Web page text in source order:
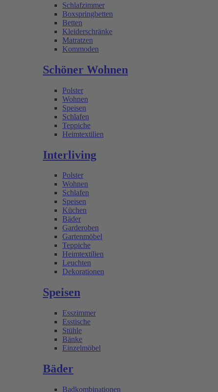
Schlafzimmer
Boxspringbetten
Betten
Kleiderschränke
Matratzen
Kommoden
Schöner Wohnen
Polster
Wohnen
Speisen
Schlafen
Teppiche
Heimtextilien
Interliving
Polster
Wohnen
Schlafen
Speisen
Küchen
Bäder
Garderoben
Gartenmöbel
Teppiche
Heimtextilien
Leuchten
Dekorationen
Speisen
Esszimmer
Esstische
Stühle
Bänke
Einzelmöbel
Bäder
Badkombinationen